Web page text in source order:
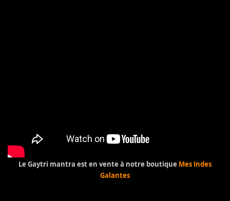
Le Gaytri mantra est en vente à notre boutique Mes Indes
Galantes